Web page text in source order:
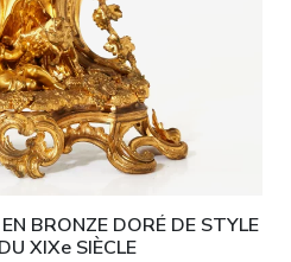
BRONZE DORÉ DE STYLE
XIXe SIÈCLE